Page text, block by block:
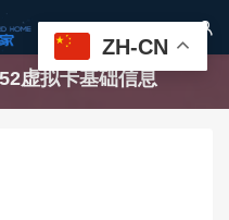

虚拟卡基础信息
ZH-CN